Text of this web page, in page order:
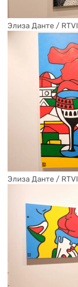
Элиза Данте / RTVI
Элиза Данте / RTVI